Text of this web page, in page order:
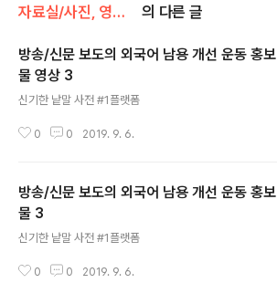
자료실/사진, 영상 자료 의 다른 글
방송/신문 보도의 외국어 남용 개선 운동 홍보
물 영상 3
신기한 낱말 사전 #1플랫폼
0 0 2019. 9. 6.
방송/신문 보도의 외국어 남용 개선 운동 홍보
물 3
신기한 낱말 사전 #1플랫폼
0 0 2019. 9. 6.